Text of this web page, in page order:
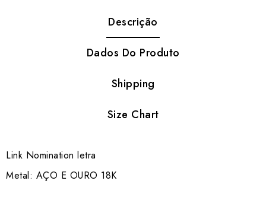
Descrição
Dados Do Produto
Shipping
Size Chart
Link Nomination letra
Metal: AÇO E OURO 18K